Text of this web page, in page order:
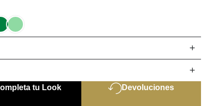
VERDE
07
VERDE
tu Look Devoluciones